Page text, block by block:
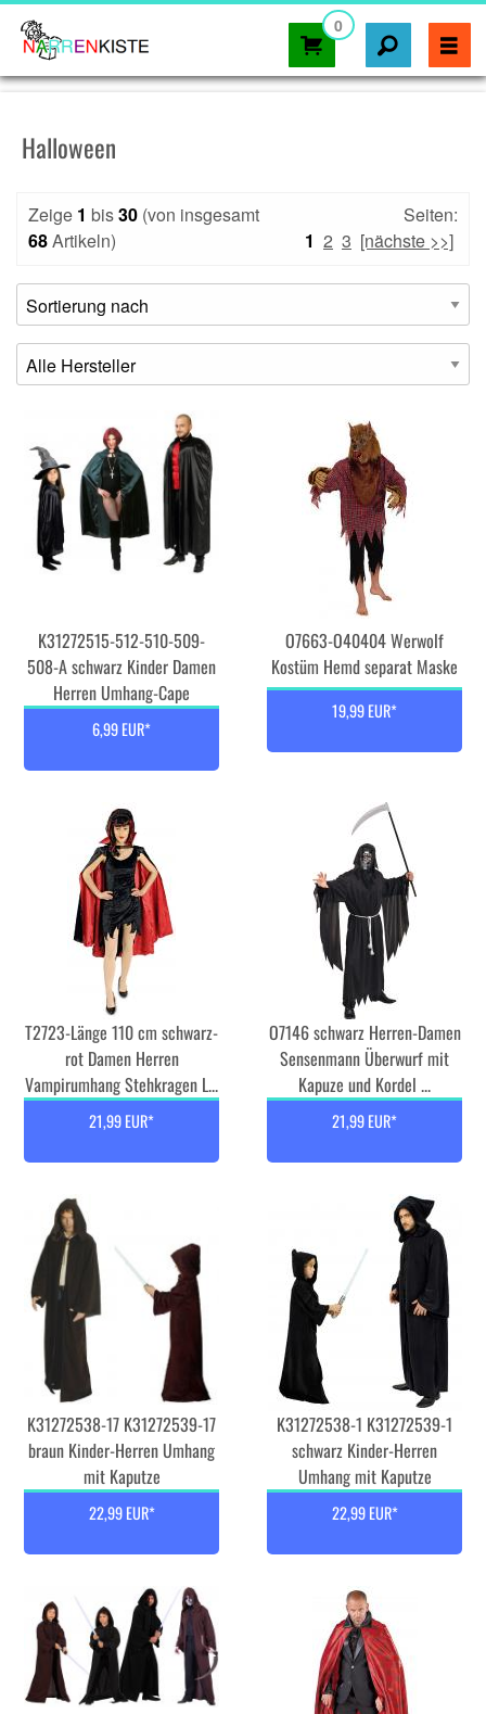
0
Halloween
Zeige 1 bis30 (von insgesamt
68Artikeln)
Seiten:
1 2 3 [nächste >>]
K31272515-512-510-509-
508-A schwarz Kinder Damen
Herren Umhang-Cape
6,99 EUR*
O7663-O40404 Werwolf
Kostüm Hemd separat Maske
19,99 EUR*
T2723-Länge 110 cm schwarz-
rot Damen Herren
Vampirumhang Stehkragen L...
21,99 EUR*
O7146 schwarz Herren-Damen
Sensenmann Überwurf mit
Kapuze und Kordel ...
21,99 EUR*
K31272538-17 K31272539-17
braun Kinder-Herren Umhang
mit Kaputze
22,99 EUR*
K31272538-1 K31272539-1
schwarz Kinder-Herren
Umhang mit Kaputze
22,99 EUR*